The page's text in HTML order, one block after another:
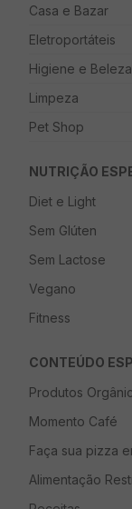
Casa e Bazar
Eletroportáteis
Higiene e Beleza
Limpeza
Pet Shop
NUTRIÇÃO
Diet e Light
Sem Glúten
Sem Lactose
Vegano
Fitness
CONTEÚDO
Produtos
Momento Café
Faça sua pizza
Alimentação